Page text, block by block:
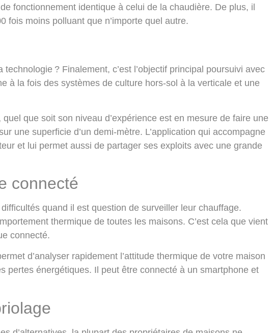
fonctionnement identique à celui de la chaudière. De plus, il
fois moins polluant que n’importe quel autre.
? Finalement, c’est l’objectif principal poursuivi avec
à la fois des systèmes de culture hors-sol à la verticale et une
que soit son niveau d’expérience est en mesure de faire une
une superficie d’un demi-mètre. L’application qui accompagne
et lui permet aussi de partager ses exploits avec une grande
connecté
quand il est question de surveiller leur chauffage.
thermique de toutes les maisons. C’est cela que vient
connecté.
d’analyser rapidement l’attitude thermique de votre maison
pertes énergétiques. Il peut être connecté à un smartphone et